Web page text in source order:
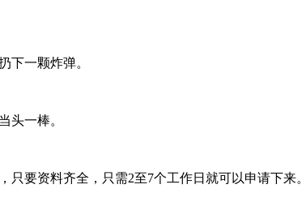
下一颗炸弹。
头一棒。
只要资料齐全，只需2至7个工作日就可以申请下来。